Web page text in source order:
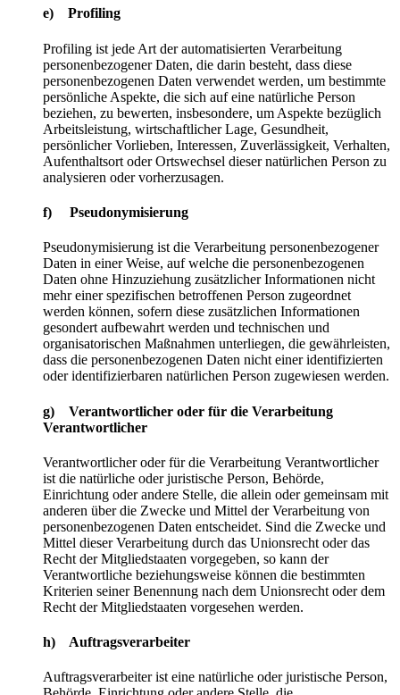
e) Profiling
Profiling ist jede Art der automatisierten Verarbeitung
personenbezogener Daten, die darin besteht, dass diese
personenbezogenen Daten verwendet werden, um bestimmte
persönliche Aspekte, die sich auf eine natürliche Person
beziehen, zu bewerten, insbesondere, um Aspekte bezüglich
Arbeitsleistung, wirtschaftlicher Lage, Gesundheit,
persönlicher Vorlieben, Interessen, Zuverlässigkeit, Verhalten,
Aufenthaltsort oder Ortswechsel dieser natürlichen Person zu
analysieren oder vorherzusagen.
f) Pseudonymisierung
Pseudonymisierung ist die Verarbeitung personenbezogener
Daten in einer Weise, auf welche die personenbezogenen
Daten ohne Hinzuziehung zusätzlicher Informationen nicht
mehr einer spezifischen betroffenen Person zugeordnet
werden können, sofern diese zusätzlichen Informationen
gesondert aufbewahrt werden und technischen und
organisatorischen Maßnahmen unterliegen, die gewährleisten,
dass die personenbezogenen Daten nicht einer identifizierten
oder identifizierbaren natürlichen Person zugewiesen werden.
g) Verantwortlicher oder für die Verarbeitung
Verantwortlicher
Verantwortlicher oder für die Verarbeitung Verantwortlicher
ist die natürliche oder juristische Person, Behörde,
Einrichtung oder andere Stelle, die allein oder gemeinsam mit
anderen über die Zwecke und Mittel der Verarbeitung von
personenbezogenen Daten entscheidet. Sind die Zwecke und
Mittel dieser Verarbeitung durch das Unionsrecht oder das
Recht der Mitgliedstaaten vorgegeben, so kann der
Verantwortliche beziehungsweise können die bestimmten
Kriterien seiner Benennung nach dem Unionsrecht oder dem
Recht der Mitgliedstaaten vorgesehen werden.
h) Auftragsverarbeiter
Auftragsverarbeiter ist eine natürliche oder juristische Person,